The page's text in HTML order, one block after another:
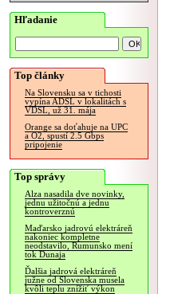
Hľadanie
Top články
Na Slovensku sa v tichosti
vypína ADSL v lokalitách s
VDSL, už 31. mája
Orange sa doťahuje na UPC
a O2, spustí 2.5 Gbps
pripojenie
Top správy
Alza nasadila dve novinky,
jednu užitočnú a jednu
kontroverznú
Maďarsko jadrovú elektráreň
nakoniec kompletne
neodstavilo, Rumunsko mení
tok Dunaja
Ďalšia jadrová elektráreň
južne od Slovenska musela
kvôli teplu znížiť výkon